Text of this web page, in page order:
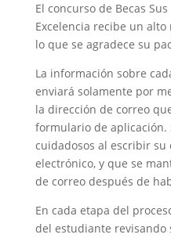
El concurso de Becas
Excelencia recibe un
lo que se agradece su
La información sobre
enviará solamente por
la dirección de correo
formulario de aplicación.
cuidadosos al escribir
electrónico, y que se
de correo después de
En cada etapa del
del estudiante revisando